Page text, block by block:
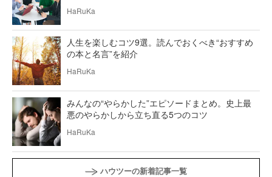
HaRuKa
人生を楽しむコツ9選。読んでおくべき“おすすめ
の本と名言”を紹介
HaRuKa
みんなの“やらかした”エピソードまとめ。史上最
悪のやらかしから立ち直る5つのコツ
HaRuKa
ハウツーの新着記事一覧